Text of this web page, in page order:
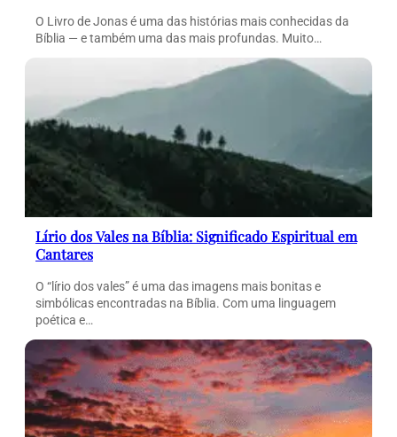
O Livro de Jonas é uma das histórias mais conhecidas da
Bíblia — e também uma das mais profundas. Muito…
Lírio dos Vales na Bíblia: Significado Espiritual em
Cantares
O “lírio dos vales” é uma das imagens mais bonitas e
simbólicas encontradas na Bíblia. Com uma linguagem
poética e…